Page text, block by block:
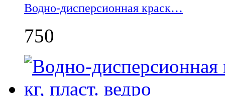
Водно-дисперсионная краск…
750